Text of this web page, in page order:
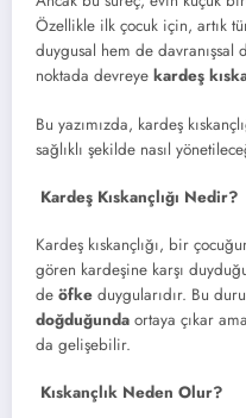
Özellikle ilk çocuk için, artık
duygusal hem de
noktada devreye kardeş
Bu yazımızda, kardeş
sağlıklı şekilde nasıl
Kardeş Kıskançlığı Nedir?
Kardeş kıskançlığı, bir
gören kardeşine karşı
de öfke duygularıdır. Bu
doğduğunda ortaya çıkar
da gelişebilir.
Kıskançlık Neden Olur?